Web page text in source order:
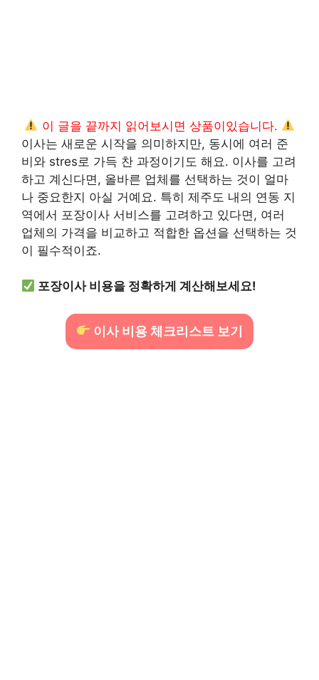
이 글을 끝까지 읽어보시면 상품이있습니다.
이사는 새로운 시작을 의미하지만, 동시에 여러 준
비와 stres로 가득 찬 과정이기도 해요. 이사를 고려
하고 계신다면, 올바른 업체를 선택하는 것이 얼마
나 중요한지 아실 거예요. 특히 제주도 내의 연동 지
역에서 포장이사 서비스를 고려하고 있다면, 여러
업체의 가격을 비교하고 적합한 옵션을 선택하는 것
이 필수적이죠.
포장이사 비용을 정확하게 계산해보세요!
이사 비용 체크리스트 보기